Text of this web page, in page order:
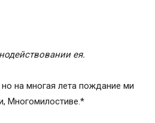
ея.
на многая лета пождание ми
Многомилостиве.*